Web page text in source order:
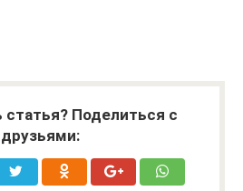
статья? Поделиться с
друзьями: